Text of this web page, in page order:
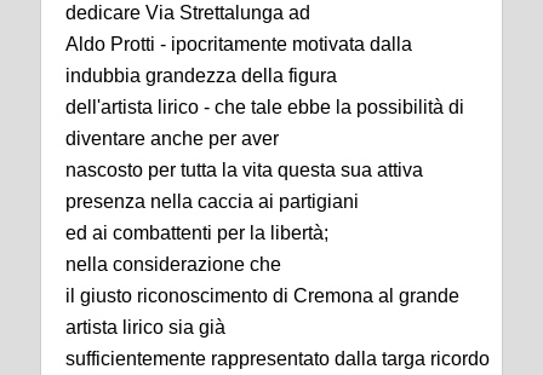
dedicare Via Strettalunga ad
Aldo Protti - ipocritamente motivata dalla
indubbia grandezza della figura
dell'artista lirico - che tale ebbe la possibilità di
diventare anche per aver
nascosto per tutta la vita questa sua attiva
presenza nella caccia ai partigiani
ed ai combattenti per la libertà;
nella considerazione che
il giusto riconoscimento di Cremona al grande
artista lirico sia già
sufficientemente rappresentato dalla targa ricordo